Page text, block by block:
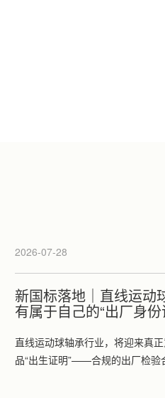
2026-07-28
新国标落地｜直线运动
有属于自己的“出厂身份
直线运动球轴承行业，将迎来真
品“出生证明”——合规的出厂检验